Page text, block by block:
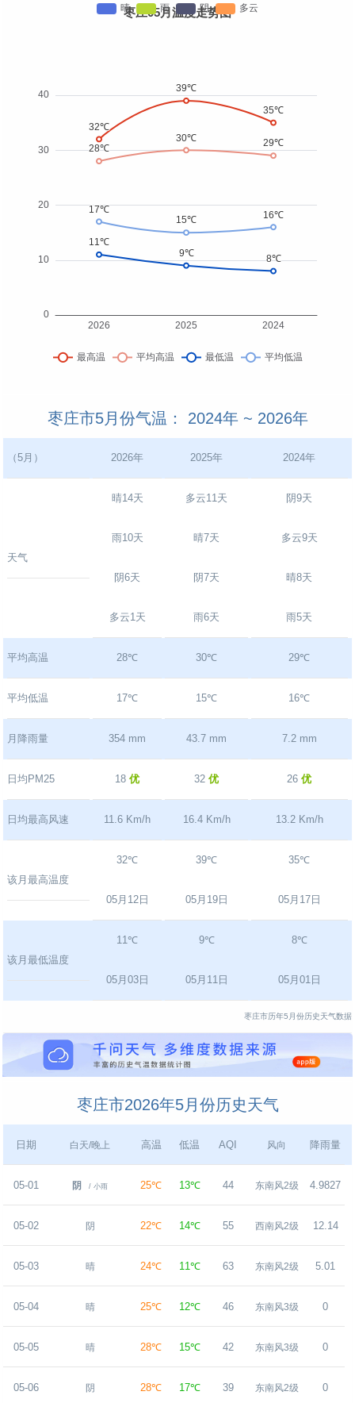
枣庄05月温度走势图
枣庄市5月份气温： 2024年 ~ 2026年
（5月） 2026年 2025年 2024年
天气
晴14天
雨10天
阴6天
多云1天
多云11天
晴7天
阴7天
雨6天
阴9天
多云9天
晴8天
雨5天
平均高温 28℃ 30℃ 29℃
平均低温 17℃ 15℃ 16℃
月降雨量 354 mm 43.7 mm 7.2 mm
日均PM25 18优 32优 26优
日均最高风速 11.6 Km/h 16.4 Km/h 13.2 Km/h
该月最高温度
32℃
05月12日
39℃
05月19日
35℃
05月17日
该月最低温度
11℃
05月03日
9℃
05月11日
8℃
05月01日
枣庄市历年5月份历史天气数据
枣庄市2026年5月份历史天气
日期 白天/晚上 高温 低温 AQI 风向 降雨量
05-01 阴 / 小雨 25℃ 13℃ 44 东南风2级 4.9827
05-02 阴 22℃ 14℃ 55 西南风2级 12.14
05-03 晴 24℃ 11℃ 63 东南风2级 5.01
05-04 晴 25℃ 12℃ 46 东南风3级 0
05-05 晴 28℃ 15℃ 42 东南风3级 0
05-06 阴 28℃ 17℃ 39 东南风2级 0